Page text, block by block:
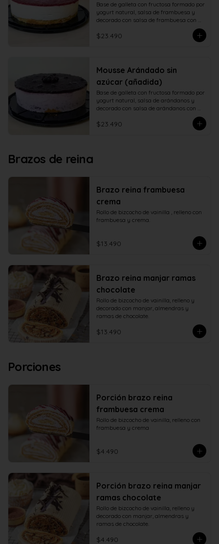
Base de galleta con fructosa formado por
yogurt natural, salsa de frambuesa y
decorado con salsa de frambuesa con
$23.490
Mousse Arándado sin
azúcar (añadida)
Base de galleta con fructosa formado por
yogurt natural, salsa de arándanos y
decorado con salsa de arándanos con
$23.490
Brazos de reina
Brazo reina frambuesa
crema
Rollo de bizcocho de vainilla , relleno con
frambuesa y crema.
$13.490
Brazo reina manjar ramas
chocolate
Rollo de bizcocho de vainilla, relleno y
decorado con manjar, almendras y
ramas de chocolate.
$13.490
Porciones
Porción brazo reina
frambuesa crema
Rollo de bizcocho de vainilla, relleno con
frambuesa y crema
$4.490
Porción brazo reina manjar
ramas chocolate
Rollo de bizcocho de vainilla, relleno y
decorado con manjar, almendras y
ramas de chocolate.
$4.490